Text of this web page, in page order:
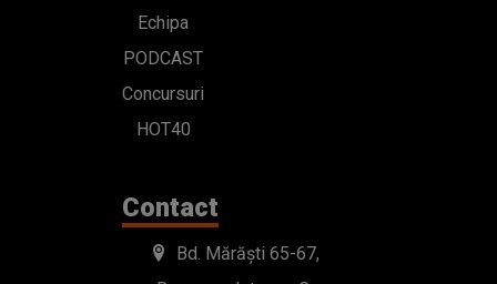
Echipa
PODCAST
Concursuri
HOT40
Contact
Bd. Mărăști 65-67,